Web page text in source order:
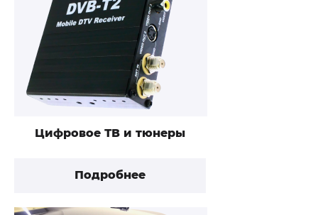
Цифровое ТВ и тюнеры
Подробнее